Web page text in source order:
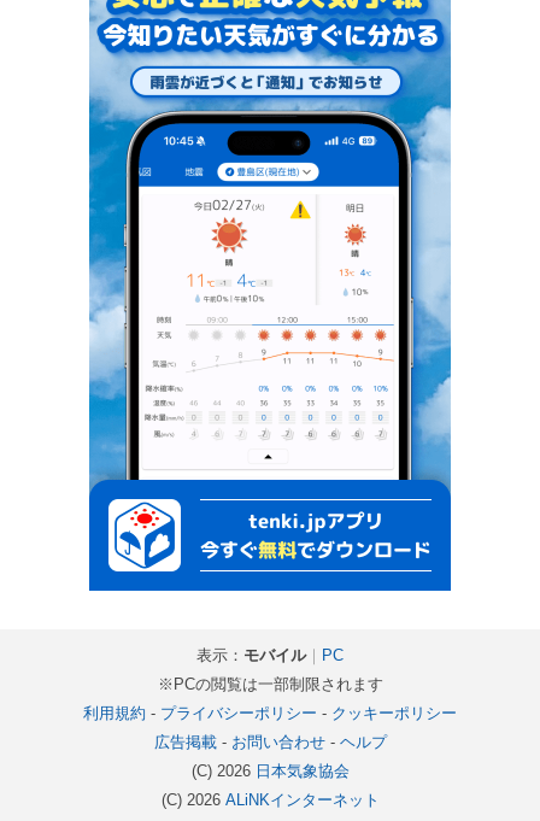
表示： モバイル｜
PC
※PCの閲覧は一部制限されます
利用規約 - プライバシーポリシー - クッキーポリシー
広告掲載- お問い合わせ- ヘルプ
(C) 2026 日本気象協会
(C) 2026 ALiNKインターネット